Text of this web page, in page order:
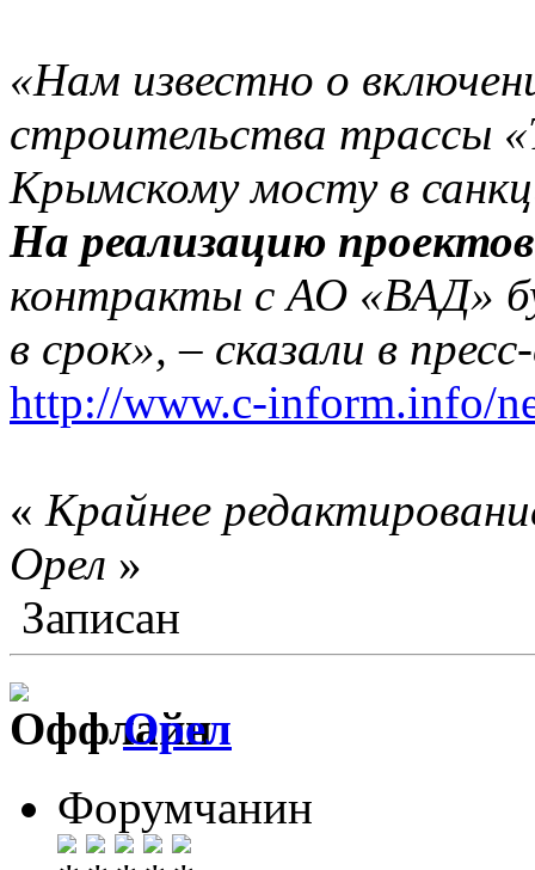
«Нам известно о
строительства трассы
Крымскому мосту в
На реализацию
контракты с АО «ВАД»
в срок», – сказали в
http://www.c-inform.info/
« Крайнее
Орел »
Записан
Орел
Форумчанин